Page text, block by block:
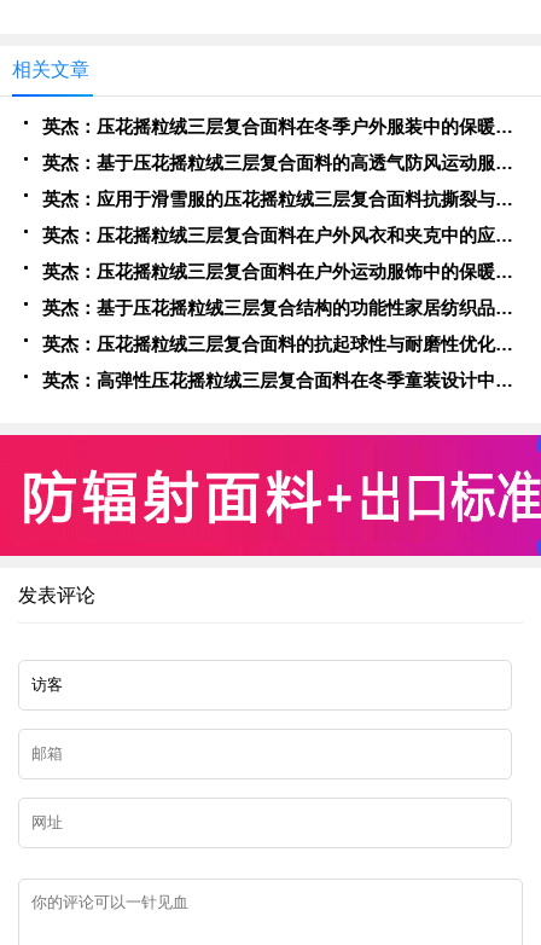
相关文章
英杰：压花摇粒绒三层复合面料在冬季户外服装中的保暖性能优化研究
英杰：基于压花摇粒绒三层复合面料的高透气防风运动服饰开发
英杰：应用于滑雪服的压花摇粒绒三层复合面料抗撕裂与耐磨性提升技术
英杰：压花摇粒绒三层复合面料在户外风衣和夹克中的应用与性能
英杰：压花摇粒绒三层复合面料在户外运动服饰中的保暖与透气性能研究
英杰：基于压花摇粒绒三层复合结构的功能性家居纺织品开发与应用
英杰：压花摇粒绒三层复合面料的抗起球性与耐磨性优化技术分析
英杰：高弹性压花摇粒绒三层复合面料在冬季童装设计中的应用实践
发表评论